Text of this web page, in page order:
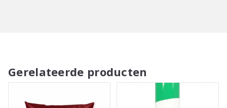
Gerelateerde producten